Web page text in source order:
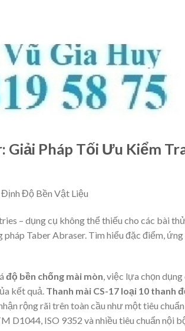
Giải Pháp Tối Ưu Kiểm
Định Độ Bền Vật Liệu
– dụng cụ không thể thiếu cho các bài
Taber Abraser. Tìm hiểu đặc điểm, ứng
độ bền chống mài mòn, việc lựa chọn dụng
kết quả. Thanh mài CS-17 loại 10 thanh
rộng rãi trên toàn cầu như một tiêu chuẩn
D1044, ISO 9352 và nhiều tiêu chuẩn nội